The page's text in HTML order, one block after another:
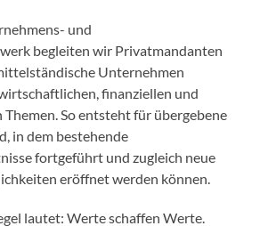
und
begleiten wir Privatmandanten
Unternehmen
finanziellen und
So entsteht für übergebene
in dem bestehende
fortgeführt und zugleich neue
eröffnet werden können.
lautet: Werte schaffen Werte.